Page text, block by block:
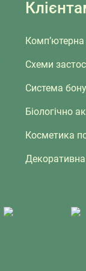
Схеми
Система
Біологічно
Косметика